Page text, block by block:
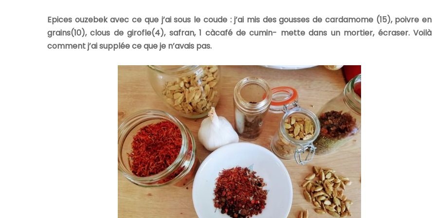
Epices ouzebek avec ce que j’ai sous le coude : j’ai mis des gousses de cardamome (15), poivre en
grains(10), clous de girofle(4), safran, 1 càcafé de cumin- mette dans un mortier, écraser. Voilà
comment j’ai supplée ce que je n’avais pas.